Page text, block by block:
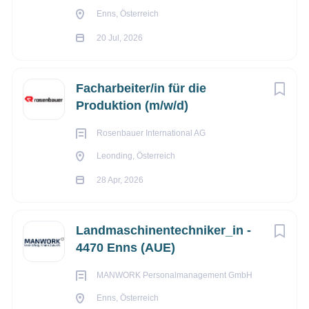
Enns, Österreich
20 Jul, 2026
Facharbeiter/in für die
Produktion (m/w/d)
Rosenbauer International AG
Leonding, Österreich
28 Apr, 2026
Landmaschinentechniker_in -
4470 Enns (AUE)
MANWORK Personalmanagement GmbH
Enns, Österreich
Benefits:
Paten- & Mentoren-Programm
Flexible Arbeitszeiten